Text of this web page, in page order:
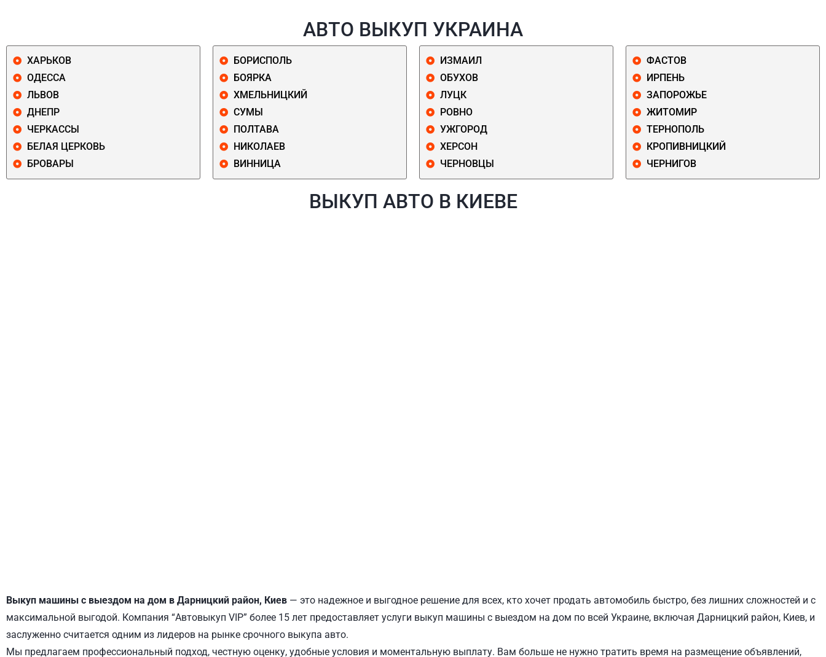
АВТО ВЫКУП УКРАИНА
ХАРЬКОВ
ОДЕССА
ЛЬВОВ
ДНЕПР
ЧЕРКАССЫ
БЕЛАЯ ЦЕРКОВЬ
БРОВАРЫ
БОРИСПОЛЬ
БОЯРКА
ХМЕЛЬНИЦКИЙ
СУМЫ
ПОЛТАВА
НИКОЛАЕВ
ВИННИЦА
ИЗМАИЛ
ОБУХОВ
ЛУЦК
РОВНО
УЖГОРОД
ХЕРСОН
ЧЕРНОВЦЫ
ФАСТОВ
ИРПЕНЬ
ЗАПОРОЖЬЕ
ЖИТОМИР
ТЕРНОПОЛЬ
КРОПИВНИЦКИЙ
ЧЕРНИГОВ
ВЫКУП АВТО В КИЕВЕ
Выкуп машины с выездом на дом в Дарницкий район, Киев — это надежное и выгодное решение для всех, кто хочет продать автомобиль быстро, без лишних сложностей и с
максимальной выгодой. Компания “Автовыкуп VIP” более 15 лет предоставляет услуги выкуп машины с выездом на дом по всей Украине, включая Дарницкий район, Киев, и
заслуженно считается одним из лидеров на рынке срочного выкупа авто.
Мы предлагаем профессиональный подход, честную оценку, удобные условия и моментальную выплату. Вам больше не нужно тратить время на размещение объявлений,